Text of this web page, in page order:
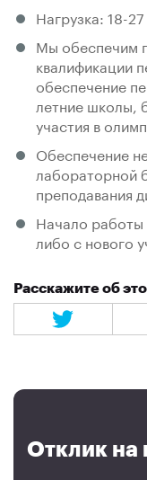
Нагрузка: 18-
Мы обеспечим
квалификации
обеспечение
летние школы,
участия в
Обеспечение
лабораторной
преподавания
Начало
либо с нового
Расскажите об
Отклик на